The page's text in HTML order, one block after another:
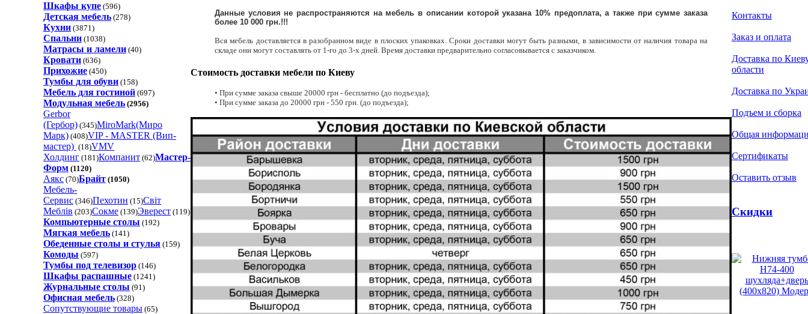
Шкафы купе (596)
Детская мебель (278)
Кухни (3871)
Спальни (1038)
Матрасы и ламели (40)
Кровати (636)
Прихожие (450)
Тумбы для обуви (158)
Мебель для гостиной (697)
Модульная мебель (2956)
Gerbor
(Гербор) (345)MiroMark(Миро
Марк) (408)VIP - MASTER (Вип-
мастер) (18)VMV
Холдинг (181)Компанит (62)Мастер-
Форм (1120)
Аякс (70)Брайт (1050)
Мебель-
Сервис (346)Пехотин (15)Світ
Меблів (203)Сокме (139)Эверест (119)
Компьютерные столы (192)
Мягкая мебель (141)
Обеденные cтолы и стулья (159)
Комоды (597)
Тумбы под телевизор (146)
Шкафы распашные (1241)
Журнальные столы (91)
Офисная мебель (328)
Сопутствующие товары (65)
Данные условия не распространяются на мебель в описании которой указана 10% предоплата, а также при сумме заказа
более 10 000 грн.!!!
Вся мебель доставляется в разобранном виде в плоских упаковках. Сроки доставки могут быть разными, в зависимости от наличия товара на
складе они могут составлять от 1-го до 3-х дней. Время доставки предварительно согласовывается с заказчиком.
Стоимость доставки мебели по Киеву
• При сумме заказа свыше 20000 грн - бесплатно (до подъезда);
• При сумме заказа до 20000 грн - 550 грн. (до подъезда);
Контакты
Заказ и оплата
Доставка по
области
Доставка по
Подъем и сборка
Общая
Сертификаты
Оставить отзыв
Скидки